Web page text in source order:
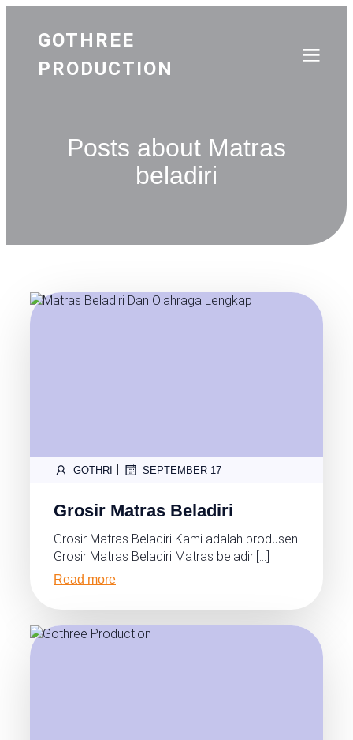
GOTHREE
PRODUCTION
Posts about Matras
beladiri
GOTHRI SEPTEMBER 17
Grosir Matras Beladiri
Grosir Matras Beladiri Kami adalah produsen
Grosir Matras Beladiri Matras beladiri[…]
Read more